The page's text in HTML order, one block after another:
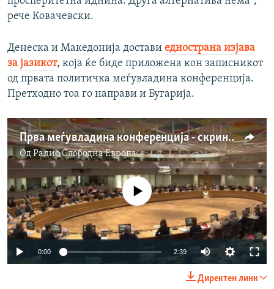
рече Ковачевски.
Денеска и Македонија достави еднострана изјава
за јазикот, која ќе биде приложена кон записникот
од првата политичка меѓувладина конференција.
Претходно тоа го направи и Бугарија.
Прва меѓувладина конференција - скринингот почнува
ОдРадио Слободна Eвропа
No media source currently available
0:00 2:39 Auto
Директен линк